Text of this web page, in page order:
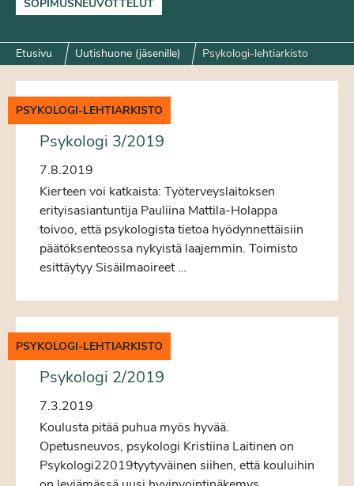
SOPIMUSNEUVOTTELUT
Etusivu Uutishuone (jäsenille) Psykologi-lehtiarkisto
PSYKOLOGI-LEHTIARKISTO
Psykologi 3/2019
7.8.2019
Kierteen voi katkaista: Työterveyslaitoksen
erityisasiantuntija Pauliina Mattila-Holappa
toivoo, että psykologista tietoa hyödynnettäisiin
päätöksenteossa nykyistä laajemmin. Toimisto
esittäytyy Sisäilmaoireet …
PSYKOLOGI-LEHTIARKISTO
Psykologi 2/2019
7.3.2019
Koulusta pitää puhua myös hyvää.
Opetusneuvos, psykologi Kristiina Laitinen on
Psykologi22019tyytyväinen siihen, että kouluihin